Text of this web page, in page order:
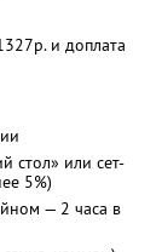
и доплата
стол» или сет-
5%)
— 2 часа в